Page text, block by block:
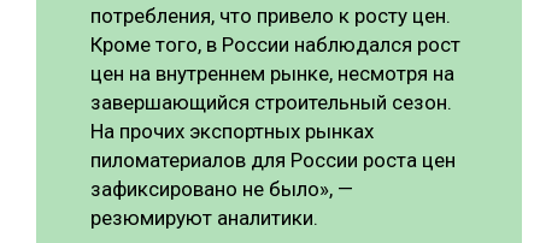
потребления, что привело к росту цен.
Кроме того, в России наблюдался рост
цен на внутреннем рынке, несмотря на
завершающийся строительный сезон.
На прочих экспортных рынках
пиломатериалов для России роста цен
зафиксировано не было», —
резюмируют аналитики.